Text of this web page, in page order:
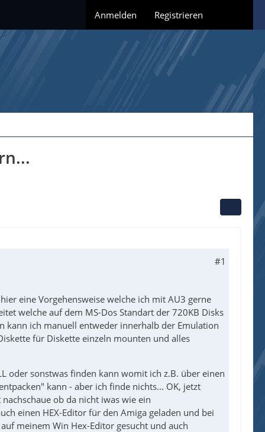
Anmelden Registrieren
#1
eine Vorgehensweise welche ich mit AU3 gerne
welche auf dem MS-Dos Standart der 720KB Disks
kann ich manuell entweder innerhalb der Emulation
für Diskette einzeln mounten und alles
oder sonstwas finden kann womit ich z.B. über einen
kann - aber ich finde nichts... OK, jetzt
ob da nicht iwas wie ein
einen HEX-Editor für den Amiga geladen und bei
meinem Win Hex-Editor gesucht und auch